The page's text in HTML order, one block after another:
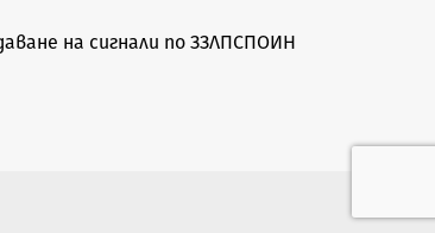
на сигнали по ЗЗЛПСПОИН